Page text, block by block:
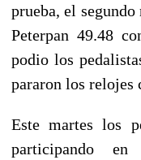
prueba, el
Peterpan 49.48
podio los
pararon los relojes
Este martes los
participando